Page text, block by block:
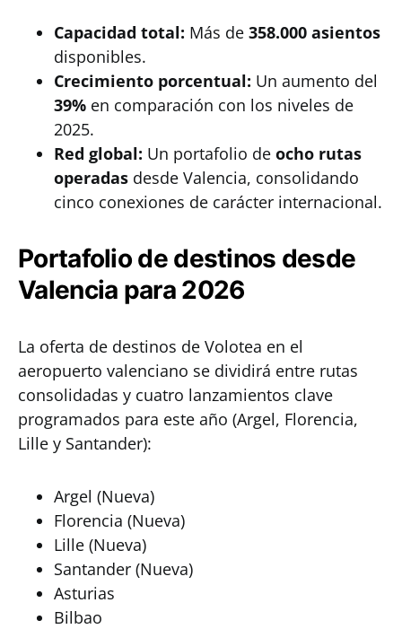
Capacidad total: Más de 358.000 asientos
disponibles.
Crecimiento porcentual: Un aumento del
39% en comparación con los niveles de
2025.
Red global: Un portafolio de ocho rutas
operadas desde Valencia, consolidando
cinco conexiones de carácter internacional.
Portafolio de destinos desde
Valencia para 2026
La oferta de destinos de Volotea en el
aeropuerto valenciano se dividirá entre rutas
consolidadas y cuatro lanzamientos clave
programados para este año (Argel, Florencia,
Lille y Santander):
Argel (Nueva)
Florencia (Nueva)
Lille (Nueva)
Santander (Nueva)
Asturias
Bilbao